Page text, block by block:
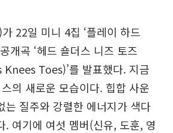
22일 미니 4집 ‘플레이 하드
개곡 ‘헤드 숄더스 니즈 토즈
Toes)’를 발표했다. 지금
의 새로운 모습이다. 힙합 사운
는 질주와 강렬한 에너지가 색다
. 여기에 여섯 멤버(신유, 도훈, 영